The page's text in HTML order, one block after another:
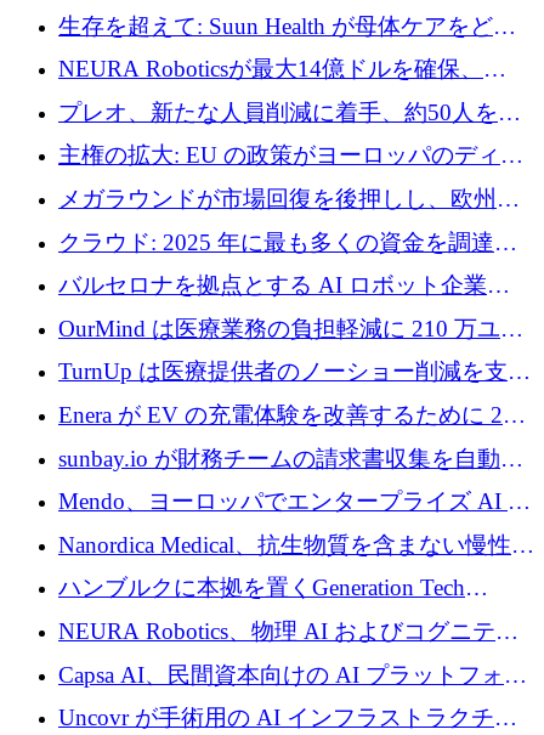
Vanta を選択する理由
生存を超えて: Suun Health が母体ケアをどの
ように再考しているか
NEURA Roboticsが最大14億ドルを確保、
Bending Spoonsが米国IPOを申請、英国首相が
4億ポンドのチップ計画を発表
プレオ、新たな人員削減に着手、約50人を解
雇
主権の拡大: EU の政策がヨーロッパのディー
プテック戦略をどのように再構築しているか
メガラウンドが市場回復を後押しし、欧州の
ハイテク資金調達は5月に105億ユーロに回復
クラウド: 2025 年に最も多くの資金を調達し
た 10 社
バルセロナを拠点とする AI ロボット企業
Theker が 8,500 万ドルを調達
OurMind は医療業務の負担軽減に 210 万ユー
ロを寄付
TurnUp は医療提供者のノーショー削減を支援
するために 200 万ユーロを調達
Enera が EV の充電体験を改善するために 200
万ドルを調達
sunbay.io が財務チームの請求書収集を自動化
するために 55 万ユーロを調達
Mendo、ヨーロッパでエンタープライズ AI 導
入を拡大するために 1,200 万ユーロを確保
Nanordica Medical、抗生物質を含まない慢性創
傷治療薬を市場に投入するために 160 万ユー
ロを調達
ハンブルクに本拠を置くGeneration Tech
Partnersが5,000万ユーロのAIロールアップファ
NEURA Robotics、物理 AI およびコグニティ
ブ ロボティクス プラットフォームを拡張する
ためにシリーズ C で最大 14 億ドルを確保
Capsa AI、民間資本向けの AI プラットフォー
ムを拡大するために 1,800 万ドルを調達
Uncovr が手術用の AI インフラストラクチャ